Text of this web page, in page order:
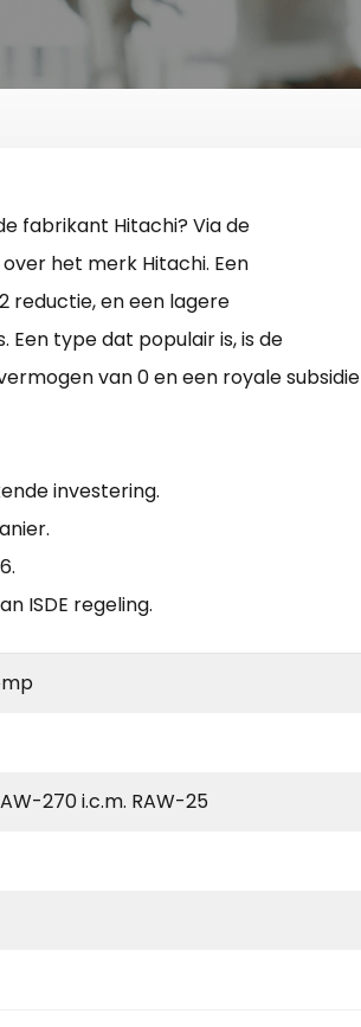
fabrikant Hitachi? Via de
het merk Hitachi. Een
reductie, en een lagere
Een type dat populair is, is de
van 0 en een royale subsidie
investering.
ISDE regeling.
270 i.c.m. RAW-25